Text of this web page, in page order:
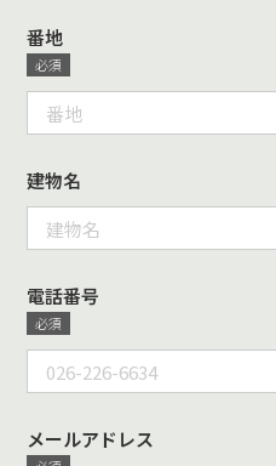
番地
建物名
電話番号
メールアドレス